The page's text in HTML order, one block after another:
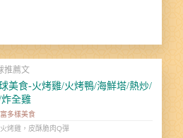
推薦文
美食-火烤雞/火烤鴨/海鮮塔/熱炒/
全雞
多樣美食
烤雞，皮酥脆肉Q彈